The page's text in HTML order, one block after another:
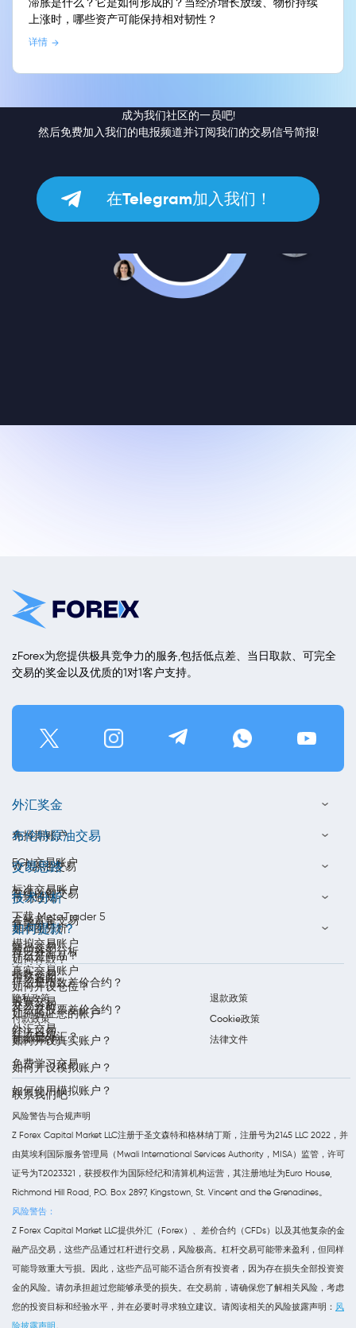
滞胀是什么？它是如何形成的？当经济增长放缓、物价持续
上涨时，哪些资产可能保持相对韧性？
详情
成为我们社区的一员吧!
然后免费加入我们的电报频道并订阅我们的交易信号简报!
在Telegram加入我们！
zForex为您提供极具竞争力的服务,包括低点差、当日取款、可完全
交易的奖金以及优质的1对1客户支持。
隐私政策
退款政策
付款政策
Cookie政策
条款和条件
法律文件
外汇奖金
免掉期账户
ECN交易账户
标准交易账户
下载 MetaTrader 5
模拟交易账户
真实交易账户
布伦特原油交易
WTI原油交易
在线白银交易
在线黄金交易
商品交易
指数交易
股票交易
外汇交易
交易思路
市场通知
每周分析
每日外汇分析
市场新闻
交易分析
经济日历
技术分析
基本面分析
什么是商品？
什么是指数差价合约？
什么是股票差价合约？
什么是外汇？
免费学习交易
如何使用模拟账户？
如何提款？
如何存款？
如何开设仓位？
如何验证您的帐户
如何开设真实账户？
如何开设模拟账户？
联系我们吧
风险警告与合规声明
Z Forex Capital Market LLC注册于圣文森特和格林纳丁斯，注册号为2145 LLC 2022，并
由莫埃利国际服务管理局（Mwali International Services Authority，MISA）监管，许可
证号为T2023321，获授权作为国际经纪和清算机构运营，其注册地址为Euro House,
Richmond Hill Road, P.O. Box 2897, Kingstown, St. Vincent and the Grenadines。
风险警告：
Z Forex Capital Market LLC提供外汇（Forex）、差价合约（CFDs）以及其他复杂的金
融产品交易，这些产品通过杠杆进行交易，风险极高。杠杆交易可能带来盈利，但同样
可能导致重大亏损。因此，这些产品可能不适合所有投资者，因为存在损失全部投资资
金的风险。请勿承担超过您能够承受的损失。在交易前，请确保您了解相关风险，考虑
您的投资目标和经验水平，并在必要时寻求独立建议。请阅读相关的风险披露声明： 风